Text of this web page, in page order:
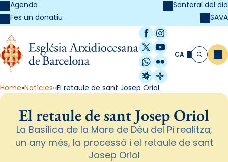
Agenda
Fes un donatiu
Santoral del dia
SAVA
Facebook
Instagram
X / Twitter
YouTube
WhatsApp
Flickr
Radio Estel
Catalunya
CA Cerca
Home Notícies El retaule de sant Josep Oriol
El retaule de sant Josep Oriol
La Basílica de la Mare de Déu del Pi realitza,
un any més, la processó i el retaule de sant
Josep Oriol